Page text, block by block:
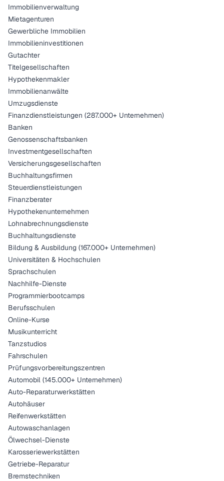
Immobilienverwaltung
Mietagenturen
Gewerbliche Immobilien
Immobilieninvestitionen
Gutachter
Titelgesellschaften
Hypothekenmakler
Immobilienanwälte
Umzugsdienste
Finanzdienstleistungen (287.000+ Unternehmen)
Banken
Genossenschaftsbanken
Investmentgesellschaften
Versicherungsgesellschaften
Buchhaltungsfirmen
Steuerdienstleistungen
Finanzberater
Hypothekenunternehmen
Lohnabrechnungsdienste
Buchhaltungsdienste
Bildung & Ausbildung (167.000+ Unternehmen)
Universitäten & Hochschulen
Sprachschulen
Nachhilfe-Dienste
Programmierbootcamps
Berufsschulen
Online-Kurse
Musikunterricht
Tanzstudios
Fahrschulen
Prüfungsvorbereitungszentren
Automobil (145.000+ Unternehmen)
Auto-Reparaturwerkstätten
Autohäuser
Reifenwerkstätten
Autowaschanlagen
Ölwechsel-Dienste
Karosseriewerkstätten
Getriebe-Reparatur
Bremstechniken